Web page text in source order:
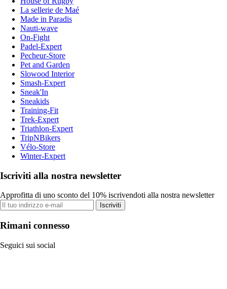
La sellerie de Maé
Made in Paradis
Nauti-wave
On-Fight
Padel-Expert
Pecheur-Store
Pet and Garden
Slowood Interior
Smash-Expert
Sneak'In
Sneakids
Training-Fit
Trek-Expert
Triathlon-Expert
TripNBikers
Vélo-Store
Winter-Expert
Iscriviti alla nostra newsletter
Approfitta di uno sconto del 10% iscrivendoti alla nostra newsletter
Iscriviti
Rimani connesso
Seguici sui social